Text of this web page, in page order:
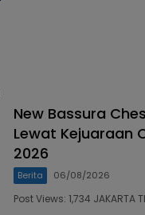
New Bassura
Lewat Kejuaraan
2026
Berita 06/08/2026
Post Views: 1,734 JAKARTA